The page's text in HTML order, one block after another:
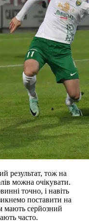
результат, тож на
можна очікувати.
точно, і навіть
поставити на
мають серйозний
часто.